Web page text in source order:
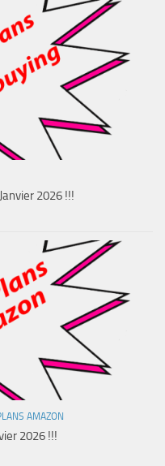
2026 !!!
AMAZON
2026 !!!